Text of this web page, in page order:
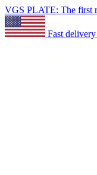
VGS PLATE: The first
Fast